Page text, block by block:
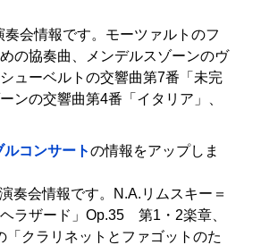
会情報です。モーツァルトのフ
の協奏曲、メンデルスゾーンのヴ
ューベルトの交響曲第7番「未完
ンの交響曲第4番「イタリア」、
コンサートの情報をアップしま
奏会情報です。N.A.リムスキー＝
ラザード」Op.35 第1・2楽章、
「クラリネットとファゴットのた